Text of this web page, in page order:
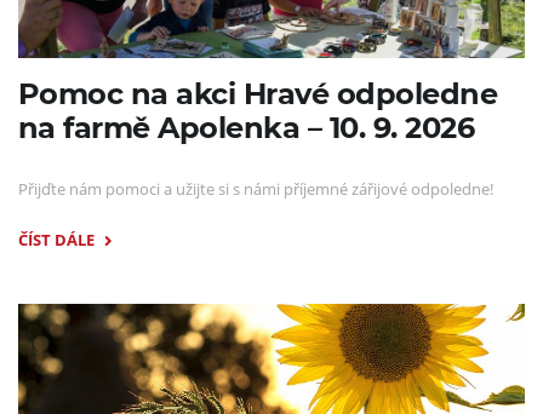
Pomoc na akci Hravé odpoledne
na farmě Apolenka – 10. 9. 2026
Přijďte nám pomoci a užijte si s námi příjemné zářijové odpoledne!
ČÍST DÁLE